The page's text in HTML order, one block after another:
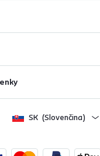
SK (Slovenčina)